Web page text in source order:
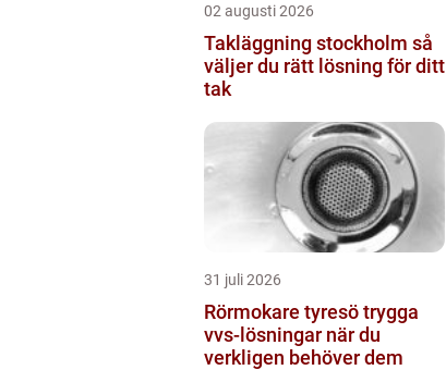
02 augusti 2026
Takläggning stockholm så
väljer du rätt lösning för ditt
tak
31 juli 2026
Rörmokare tyresö trygga
vvs-lösningar när du
verkligen behöver dem